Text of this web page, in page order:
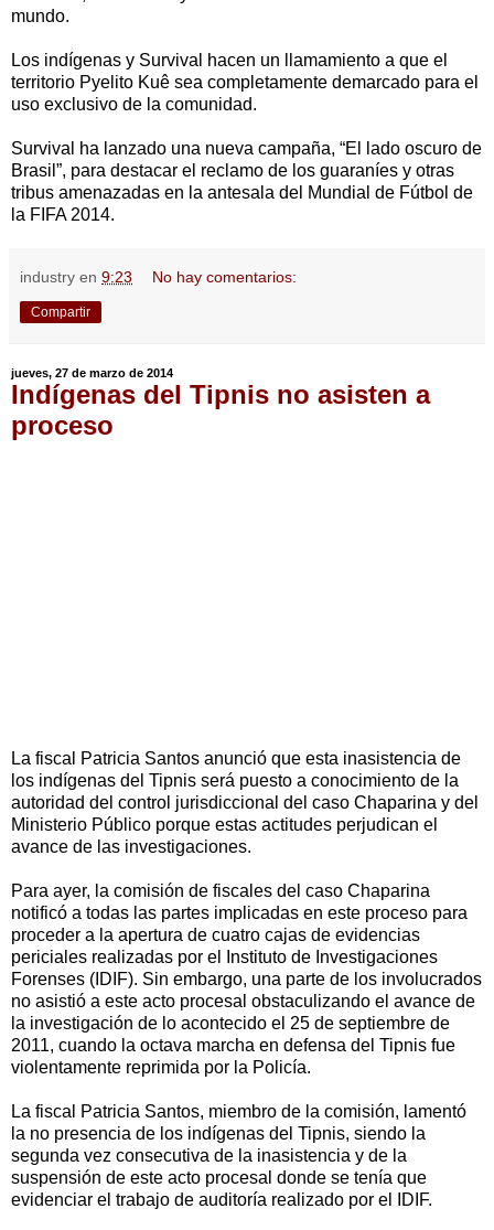
mundo.
Los indígenas y Survival hacen un llamamiento a que el
territorio Pyelito Kuê sea completamente demarcado para el
uso exclusivo de la comunidad.
Survival ha lanzado una nueva campaña, “El lado oscuro de
Brasil”, para destacar el reclamo de los guaraníes y otras
tribus amenazadas en la antesala del Mundial de Fútbol de
la FIFA 2014.
industry en 9:23 No hay comentarios:
Compartir
jueves, 27 de marzo de 2014
Indígenas del Tipnis no asisten a
proceso
La fiscal Patricia Santos anunció que esta inasistencia de
los indígenas del Tipnis será puesto a conocimiento de la
autoridad del control jurisdiccional del caso Chaparina y del
Ministerio Público porque estas actitudes perjudican el
avance de las investigaciones.
Para ayer, la comisión de fiscales del caso Chaparina
notificó a todas las partes implicadas en este proceso para
proceder a la apertura de cuatro cajas de evidencias
periciales realizadas por el Instituto de Investigaciones
Forenses (IDIF). Sin embargo, una parte de los involucrados
no asistió a este acto procesal obstaculizando el avance de
la investigación de lo acontecido el 25 de septiembre de
2011, cuando la octava marcha en defensa del Tipnis fue
violentamente reprimida por la Policía.
La fiscal Patricia Santos, miembro de la comisión, lamentó
la no presencia de los indígenas del Tipnis, siendo la
segunda vez consecutiva de la inasistencia y de la
suspensión de este acto procesal donde se tenía que
evidenciar el trabajo de auditoría realizado por el IDIF.